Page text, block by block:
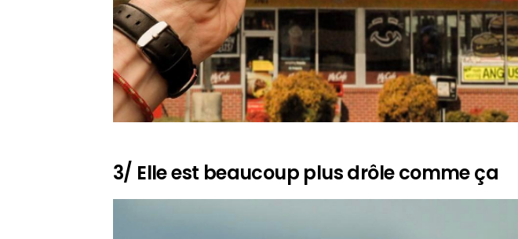
3/ Elle est beaucoup plus drôle comme ça